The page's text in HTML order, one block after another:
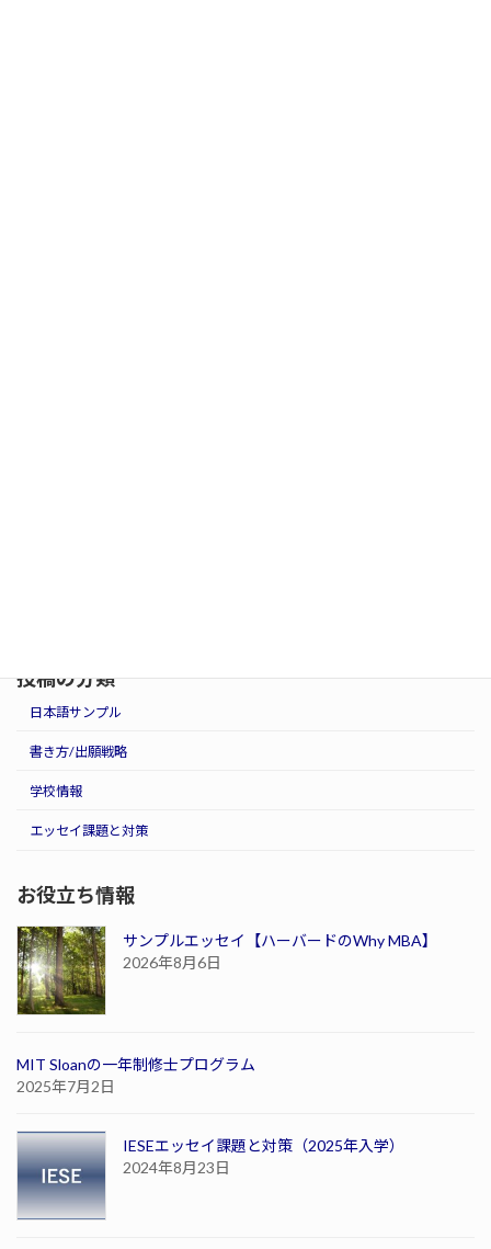
投稿の分類
日本語サンプル
書き方/出願戦略
学校情報
エッセイ課題と対策
お役立ち情報
サンプルエッセイ【ハーバードのWhy MBA】
2026年8月6日
MIT Sloanの一年制修士プログラム
2025年7月2日
IESEエッセイ課題と対策（2025年入学）
2024年8月23日